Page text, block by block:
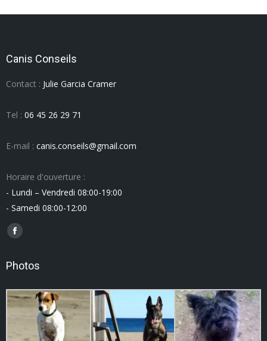
Canis Conseils
Contact : Julie Garcia Cramer
Tel : 06 45 26 29 71
E-mail : canis.conseils@gmail.com
Horaire d'ouverture :
- Lundi – Vendredi 08:00-19:00
- Samedi 08:00-12:00
Trouvez nous sur :
Facebook
opens
new
window
Photos